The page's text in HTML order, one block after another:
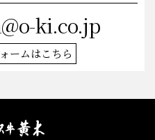
ki.co.jp
ームはこちら